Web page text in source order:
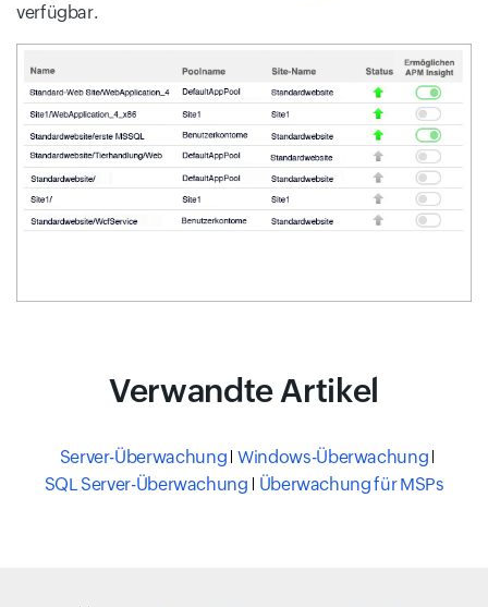
verfügbar.
Verwandte Artikel
Server-Überwachung Windows-Überwachung
SQL Server-Überwachung
Überwachung für MSPs